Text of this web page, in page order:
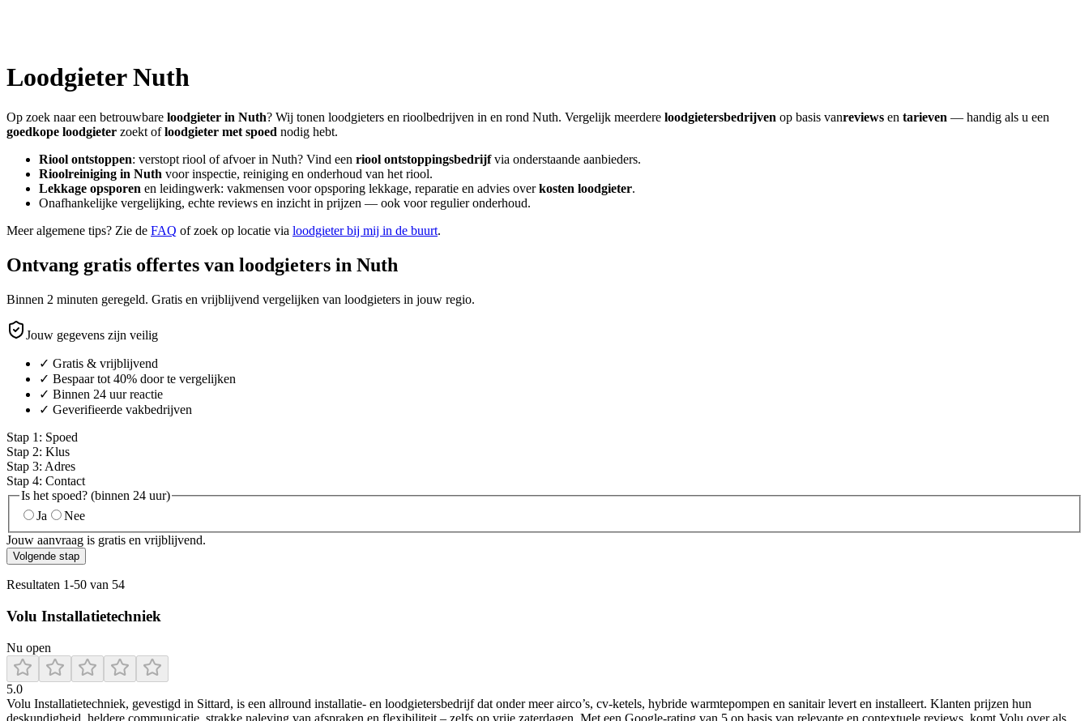
LoodgieterNuth
Op zoek naar een betrouwbare loodgieter in Nuth? Wij tonen loodgieters en rioolbedrijven in en rond Nuth. Vergelijk meerdere loodgietersbedrijven op basis vanreviews en tarieven — handig als u een
goedkope loodgieter zoekt ofloodgieter met spoed nodig hebt.
Riool ontstoppen: verstopt riool of afvoer in Nuth? Vind een riool ontstoppingsbedrijfvia onderstaande aanbieders.
Rioolreiniging in Nuth voor inspectie, reiniging en onderhoud van het riool.
Lekkage opsporen en leidingwerk: vakmensen voor opsporing lekkage, reparatie en advies overkosten loodgieter.
Onafhankelijke vergelijking, echte reviews en inzicht in prijzen — ook voor regulier onderhoud.
Meer algemene tips? Zie de FAQ of zoek op locatie via loodgieter bij mij in de buurt.
Ontvang gratis offertes van loodgieters in Nuth
Binnen 2 minuten geregeld. Gratis en vrijblijvend vergelijken van loodgieters in jouw regio.
Jouw gegevens zijn veilig
✓ Gratis & vrijblijvend
✓ Bespaar tot 40% door te vergelijken
✓ Binnen 24 uur reactie
✓ Geverifieerde vakbedrijven
Stap 1 : Spoed
Stap 2: Klus
Stap 3: Adres
Stap 4: Contact
Is het spoed? (binnen 24 uur)
Ja
Nee
Jouw aanvraag is gratis en vrijblijvend.
Volgende stap
Resultaten 1-50 van 54
Volu Installatietechniek
Nu open
5.0
Volu Installatietechniek, gevestigd in Sittard, is een allround installatie- en loodgietersbedrijf dat onder meer airco’s, cv-ketels, hybride warmtepompen en sanitair levert en installeert. Klanten prijzen hun
deskundigheid, heldere communicatie, strakke naleving van afspraken en flexibiliteit – zelfs op vrije zaterdagen. Met een Google-rating van 5 op basis van relevante en contextuele reviews, komt Volu over als